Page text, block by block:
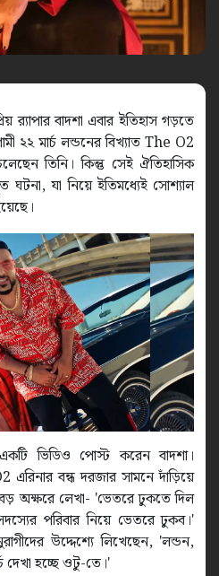
র‍্যাপার বাদশা এবার ইতিহাস গড়তে
২২ মার্চ লন্ডনের বিখ্যাত The O2
তিনি। কিন্তু সেই ঐতিহাসিক
যা নিয়ে ইতিমধ্যেই সোশ্যাল
একটি ভিডিও পোস্ট করেন বাদশা।
এরিনার বন্ধ দরজার সামনে দাঁড়িয়ে
অক্ষরে লেখা- 'ভেতরে ঢুকতে দিল
পরিবার নিয়ে ভেতরে ঢুকব।'
উদ্দেশ্যে লিখেছেন, 'লন্ডন,
দেখা হচ্ছে ওটু-তে।'